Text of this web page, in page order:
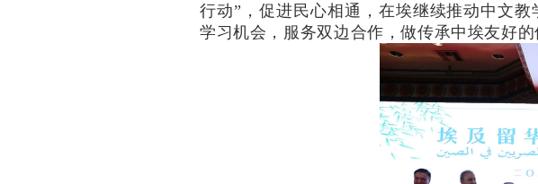
行动”，促进民心相通，在埃继续推动中文
学习机会，服务双边合作，做传承中埃友好的